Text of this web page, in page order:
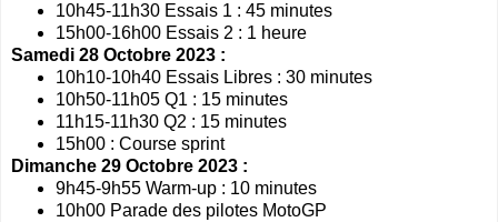
10h45-11h30 Essais 1 : 45 minutes
15h00-16h00 Essais 2 : 1 heure
Samedi 28 Octobre 2023 :
10h10-10h40 Essais Libres : 30 minutes
10h50-11h05 Q1 : 15 minutes
11h15-11h30 Q2 : 15 minutes
15h00 : Course sprint
Dimanche 29 Octobre 2023 :
9h45-9h55 Warm-up : 10 minutes
10h00 Parade des pilotes MotoGP